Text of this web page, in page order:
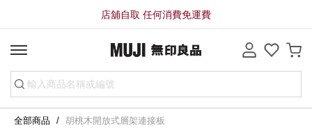
店舖自取 任何消費免運費
全部商品 胡桃木開放式層架連接板